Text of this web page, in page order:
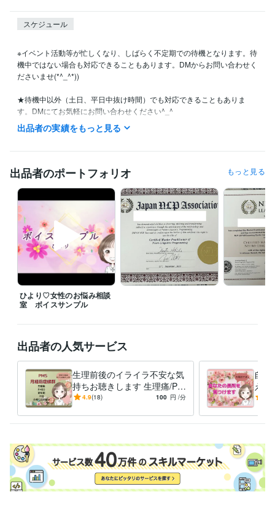
スケジュール
※イベント活動等が忙しくなり、しばらく不定期での待機となります。待
機中ではない場合も対応できることもあります。DMからお問い合わせく
ださいませ(*^_^*))
★待機中以外（土日、平日中抜け時間）でも対応できることもありま
す。DMにてお気軽にお問い合わせください^_^
＜お客様へ＞
ありがとうございます(*^-^*)
お話しできるのを心より楽しみにしております。
「こんなこと相談していいのかな？」ということがありましたらお気軽
にメッセージ下さいね(*^^*)
声のサンプルはこちらです☆彡
https://youtu.be/6sW2_s8AVZ0
★予約は24時間受け付けています☆彡希望日時、時間などお気軽にお問
経験職種
ライフスタイル・その他 / カウンセラー・コーチ
職歴
上級心理カウンセラー 2022年9月 ~ 現在
受賞歴
自分再発見ワークショップ！『自分を褒める』開催
ゴスペルコンサ
ート　ソロパート担当 熊本日日新聞合唱コンクール　最優秀賞
上級心理カウンセラー 取得年 : 2021年
実用英語技能検定2級 取得年 : 2014年
実用英語技能検定準1級 取得年 : 2016年
歯科技工士 取得年 : 1996年
出品者の実績をもっと見る
出品者のポートフォリオ もっと見る
ひより♡女性のお悩み相談
室 ボイスサンプル
出品者の人気サービス
生理前後のイライラ不安な気
持ちお聴きします 生理痛/PM
S/PMDD/更年期/不妊/子育て
4.9(18) 100 円 /分
自己
えで
己否
み